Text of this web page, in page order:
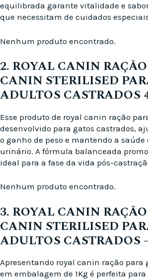
equilibrada garante vitalidade e
que necessitam de cuidados
Nenhum produto encontrado.
2. ROYAL CANIN
CANIN STERILISED
ADULTOS CASTRADOS
Esse produto de royal canin ração
desenvolvido para gatos castrados,
o ganho de peso e mantendo a saúde
urinário. A fórmula balanceada
ideal para a fase da vida pós-
Nenhum produto encontrado.
3. ROYAL CANIN
CANIN STERILISED
ADULTOS CASTRADOS
Apresentando royal canin ração para
em embalagem de 1Kg é perfeita